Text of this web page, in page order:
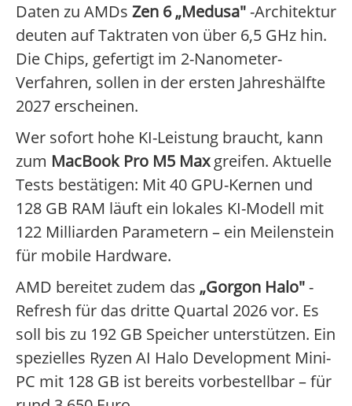
Daten zu AMDs Zen 6 „Medusa"-Architektur
deuten auf Taktraten von über 6,5 GHz hin.
Die Chips, gefertigt im 2-Nanometer-
Verfahren, sollen in der ersten Jahreshälfte
2027 erscheinen.
Wer sofort hohe KI-Leistung braucht, kann
zum MacBook Pro M5 Maxgreifen. Aktuelle
Tests bestätigen: Mit 40 GPU-Kernen und
128 GB RAM läuft ein lokales KI-Modell mit
122 Milliarden Parametern – ein Meilenstein
für mobile Hardware.
AMD bereitet zudem das „Gorgon Halo"-
Refresh für das dritte Quartal 2026 vor. Es
soll bis zu 192 GB Speicher unterstützen. Ein
spezielles Ryzen AI Halo Development Mini-
PC mit 128 GB ist bereits vorbestellbar – für